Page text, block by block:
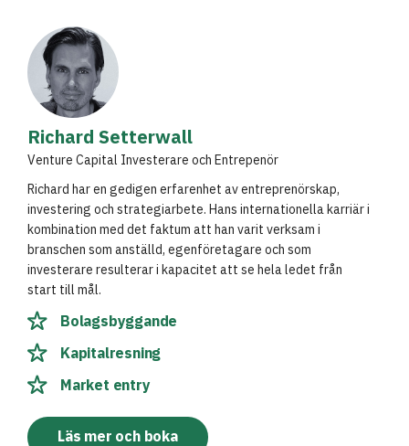
Richard Setterwall
Venture Capital Investerare och Entrepenör
Richard har en gedigen erfarenhet av entreprenörskap,
investering och strategiarbete. Hans internationella karriär i
kombination med det faktum att han varit verksam i
branschen som anställd, egenföretagare och som
investerare resulterar i kapacitet att se hela ledet från
start till mål.
Bolagsbyggande
Kapitalresning
Market entry
Läs mer och boka